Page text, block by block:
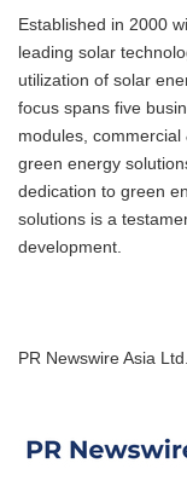
Established in 2000
leading solar
utilization of solar
focus spans five
modules,
green energy
dedication to green
solutions is a
development.
PR Newswire Asia Ltd.